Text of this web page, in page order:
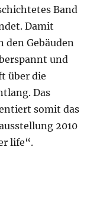
Band
Damit
den Gebäuden
und
über die
Das
somit das
2010
life“.